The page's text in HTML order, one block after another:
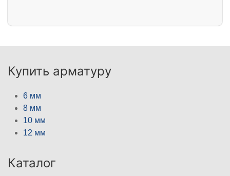
Купить арматуру
6 мм
8 мм
10 мм
12 мм
Каталог